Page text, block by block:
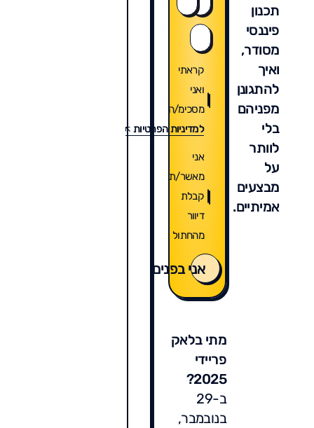
תכנון
פיננסי
מסודר,
ואיך
להתגונן
מפניהם
בלי
לוותר
על
מבצעים
אמיתיים.
קראתי
ואני
מסכימ/ה
למדיניות הפרטיות
אני
מאשר/ת
קבלת
דיוור
מהחתול
אני בפנים
מתי בלאק
פריידי
2025?
ב-29
בנובמבר,